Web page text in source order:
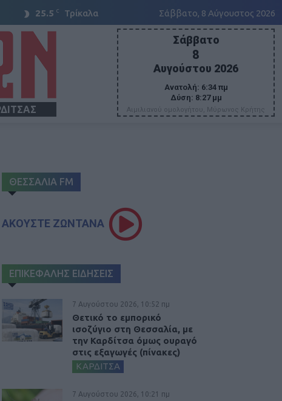
25.5 C Τρίκαλα Σάββατο, 8 Αύγουστος 2026
Σάββατο
8
Αυγούστου 2026
Ανατολή: 6:34 πμ
Δύση: 8:27 μμ
Αιμιλιανού ομολογήτου, Μύρωνος Κρήτης
ΘΕΣΣΑΛΙΑ FM
ΑΚΟΥΣΤΕ ΖΩΝΤΑΝΑ
ΕΠΙΚΕΦΑΛΗΣ ΕΙΔΗΣΕΙΣ
7 Αυγούστου 2026, 10:52 πμ
Θετικό το εμπορικό
ισοζύγιο στη Θεσσαλία, με
την Καρδίτσα όμως ουραγό
στις εξαγωγές (πίνακες)
ΚΑΡΔΙΤΣΑ
7 Αυγούστου 2026, 10:21 πμ